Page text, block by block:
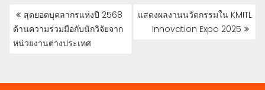
POST
NAVIGATION
สุดยอดบุคลากรแห่งปี 2568
ด้านความร่วมมือกับนักวิจัยจาก
หน่วยงานต่างประเทศ
แสดงผลงานนวัตกรรมใน KMITL
Innovation Expo 2025